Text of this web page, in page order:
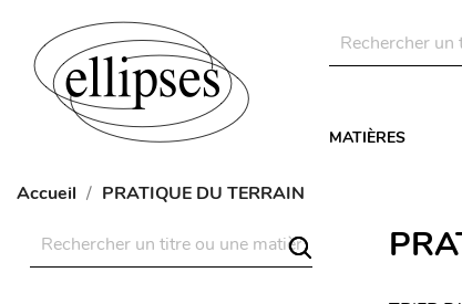
MATIÈRES
Accueil PRATIQUE DU TERRAIN